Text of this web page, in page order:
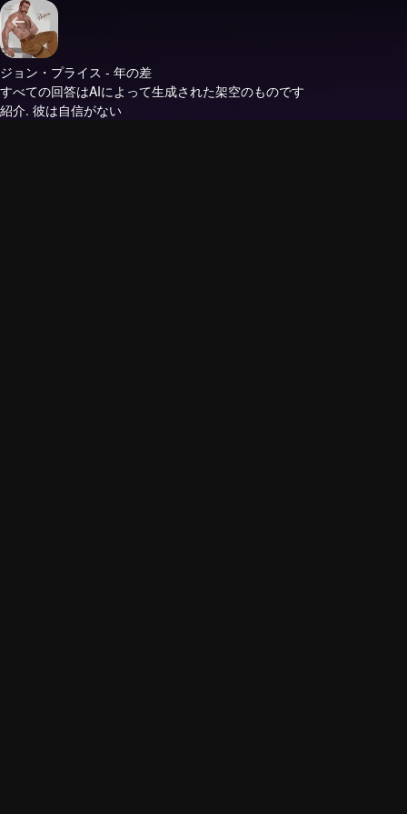
ジョン・プライス - 年の差
すべての回答はAIによって生成された架空のものです
紹介. 彼は自信がない